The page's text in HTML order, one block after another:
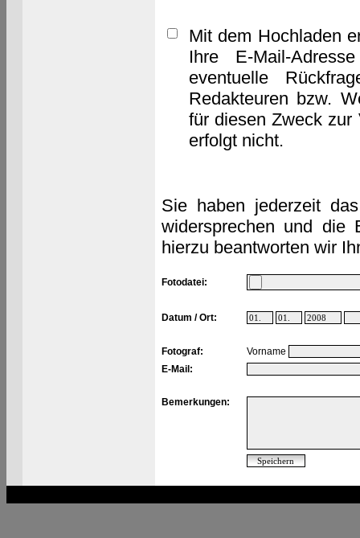
Mit dem Hochladen
Ihre E-Mail-
eventuelle
Redakteuren bzw.
für diesen Zweck zur
erfolgt nicht.
Sie haben jederzeit
widersprechen und die
hierzu beantworten wir
Fotodatei:
Datum / Ort:
Fotograf:
Vorname
E-Mail:
Bemerkungen: